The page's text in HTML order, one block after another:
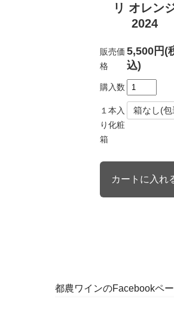
リ オレン
2024
販売価
格
5,500円(
込)
購入数
１本入
り化粧
箱
都農ワインのFacebookペ